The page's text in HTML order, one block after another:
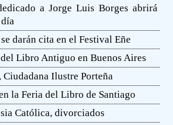
a Jorge Luis Borges abrirá
darán cita en el Festival Eñe
Libro Antiguo en Buenos Aires
Ciudadana Ilustre Porteña
la Feria del Libro de Santiago
Católica, divorciados